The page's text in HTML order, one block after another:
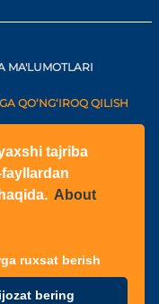
tajriba
About
ruxsat berish
bering
MA'LUMOTLARI
QO‘NG‘IROQ QILISH
N6-1003 qurilish